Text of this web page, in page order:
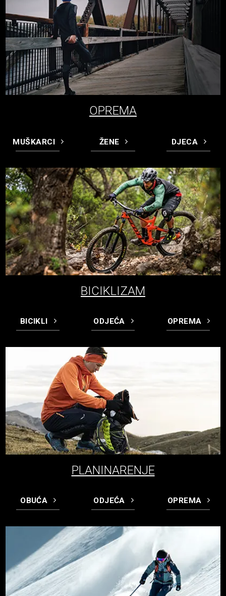
OPREMA
MUŠKARCI ŽENE DJECA
BICIKLIZAM
BICIKLI ODJEĆA OPREMA
PLANINARENJE
OBUĆA ODJEĆA OPREMA